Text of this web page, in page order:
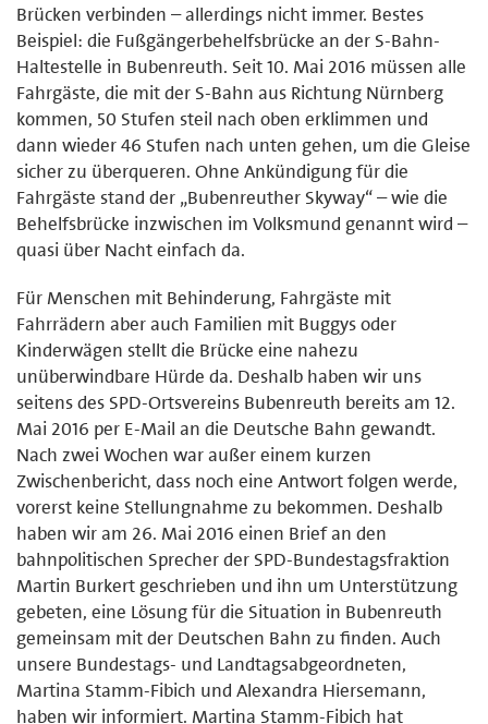
Brücken verbinden – allerdings nicht immer. Bestes
Beispiel: die Fußgängerbehelfsbrücke an der S-Bahn-
Haltestelle in Bubenreuth. Seit 10. Mai 2016 müssen alle
Fahrgäste, die mit der S-Bahn aus Richtung Nürnberg
kommen, 50 Stufen steil nach oben erklimmen und
dann wieder 46 Stufen nach unten gehen, um die Gleise
sicher zu überqueren. Ohne Ankündigung für die
Fahrgäste stand der „Bubenreuther Skyway“ – wie die
Behelfsbrücke inzwischen im Volksmund genannt wird –
quasi über Nacht einfach da.
Für Menschen mit Behinderung, Fahrgäste mit
Fahrrädern aber auch Familien mit Buggys oder
Kinderwägen stellt die Brücke eine nahezu
unüberwindbare Hürde da. Deshalb haben wir uns
seitens des SPD-Ortsvereins Bubenreuth bereits am 12.
Mai 2016 per E-Mail an die Deutsche Bahn gewandt.
Nach zwei Wochen war außer einem kurzen
Zwischenbericht, dass noch eine Antwort folgen werde,
vorerst keine Stellungnahme zu bekommen. Deshalb
haben wir am 26. Mai 2016 einen Brief an den
bahnpolitischen Sprecher der SPD-Bundestagsfraktion
Martin Burkert geschrieben und ihn um Unterstützung
gebeten, eine Lösung für die Situation in Bubenreuth
gemeinsam mit der Deutschen Bahn zu finden. Auch
unsere Bundestags- und Landtagsabgeordneten,
Martina Stamm-Fibich und Alexandra Hiersemann,
haben wir informiert. Martina Stamm-Fibich hat